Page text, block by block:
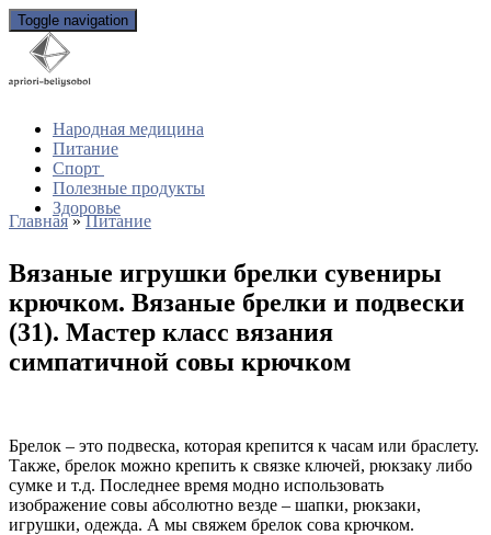
Toggle navigation
Народная медицина
Питание
Спорт
Полезные продукты
Здоровье
Главная»Питание
Вязаные игрушки брелки сувениры
крючком. Вязаные брелки и подвески
(31). Мастер класс вязания
симпатичной совы крючком
Брелок – это подвеска, которая крепится к часам или браслету.
Также, брелок можно крепить к связке ключей, рюкзаку либо
сумке и т.д. Последнее время модно использовать
изображение совы абсолютно везде – шапки, рюкзаки,
игрушки, одежда. А мы свяжем брелок сова крючком.